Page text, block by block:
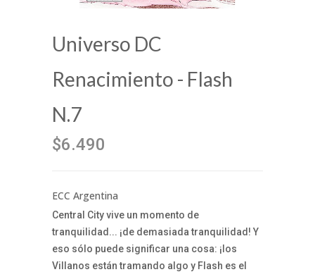
Universo DC
Renacimiento - Flash
N.7
$6.490
ECC Argentina
Central City vive un momento de
tranquilidad... ¡de demasiada tranquilidad! Y
eso sólo puede significar una cosa: ¡los
Villanos están tramando algo y Flash es el